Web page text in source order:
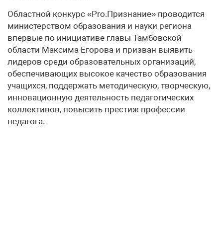
Областной конкурс «Pro.Признание» проводится
министерством образования и науки региона
впервые по инициативе главы Тамбовской
области Максима Егорова и призван выявить
лидеров среди образовательных организаций,
обеспечивающих высокое качество образования
учащихся, поддержать методическую, творческую,
инновационную деятельность педагогических
коллективов, повысить престиж профессии
педагога.